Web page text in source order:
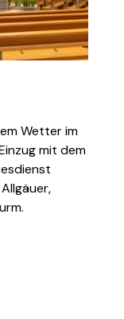
Wetter im
mit dem